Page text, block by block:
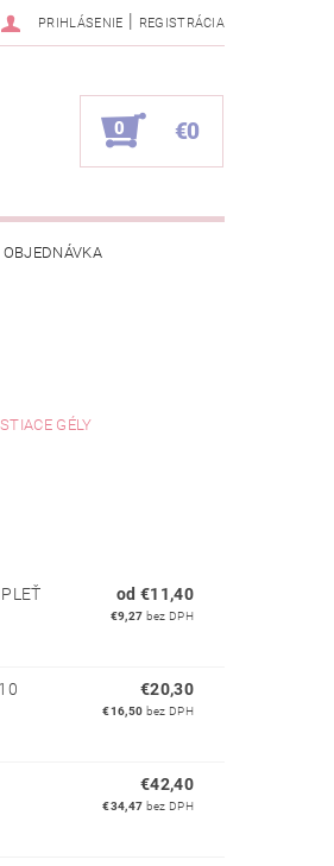
PRIHLÁSENIE | REGISTRÁCIA
0 €0
GÉLY
od €11,40
€9,27 bez DPH
€20,30
€16,50 bez DPH
€42,40
€34,47 bez DPH